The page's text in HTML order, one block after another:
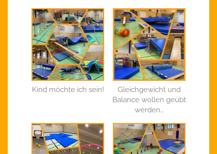
Kind möchte ich sein!
Gleichgewicht und
Balance wollen geübt
werden…